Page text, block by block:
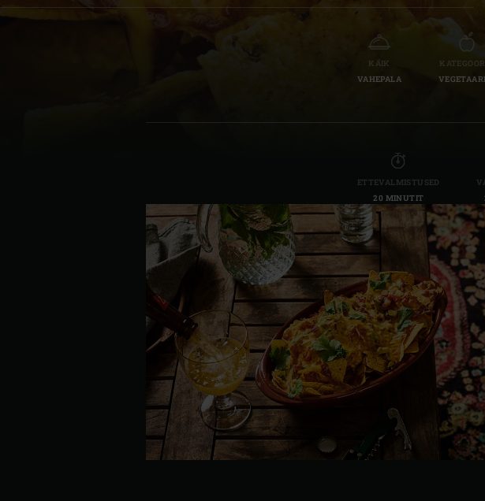
France | France
Hungary | Magyarország
KÄIK
VAHEPALA
ETTEVALMISTUSED
20 MINUTIT